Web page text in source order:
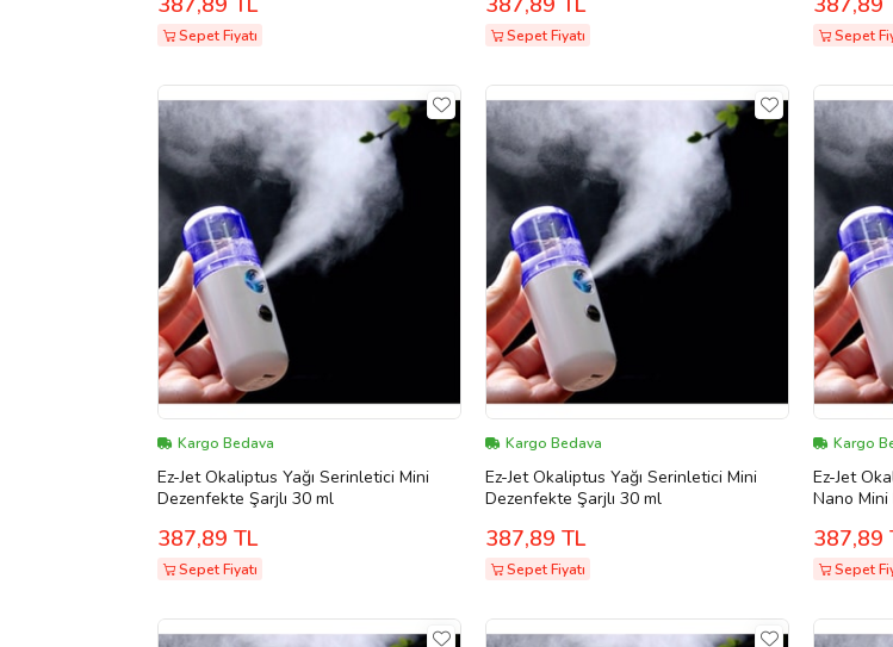
Sepet Fiyatı Sepet Fiyatı Sepet
Kargo Bedava
Ez-Jet Okaliptus Yağı Serinletici Mini
Dezenfekte Şarjlı 30 ml
387,89 TL
Sepet Fiyatı
Kargo Bedava
Ez-Jet Okaliptus Yağı Serinletici Mini
Dezenfekte Şarjlı 30 ml
387,89 TL
Sepet Fiyatı
Kargo
Ez-Jet
Nano
387,89
Sepet